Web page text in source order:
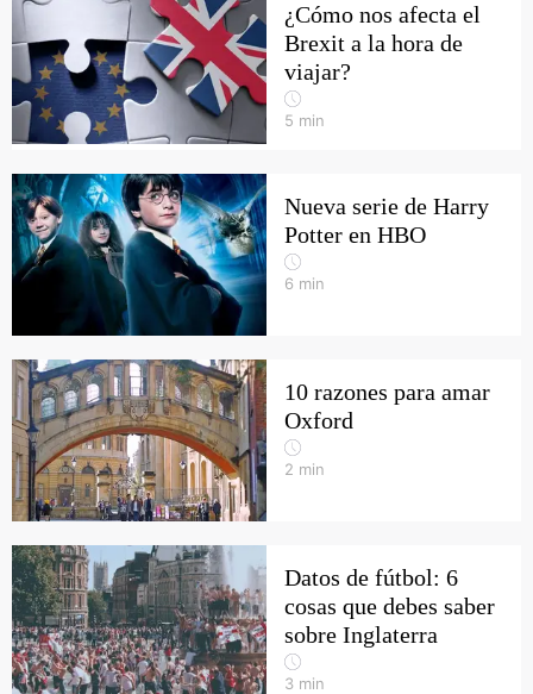
¿Cómo nos afecta el
Brexit a la hora de
viajar?
5 min
Nueva serie de Harry
Potter en HBO
6 min
10 razones para amar
Oxford
2 min
Datos de fútbol: 6
cosas que debes saber
sobre Inglaterra
3 min